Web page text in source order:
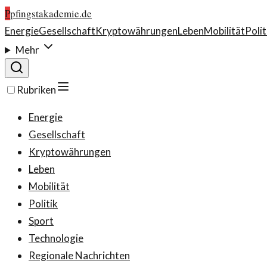
Ppfingstakademie.de
EnergieGesellschaftKryptowährungenLebenMobilität
Mehr
Rubriken
Energie
Gesellschaft
Kryptowährungen
Leben
Mobilität
Politik
Sport
Technologie
Regionale Nachrichten